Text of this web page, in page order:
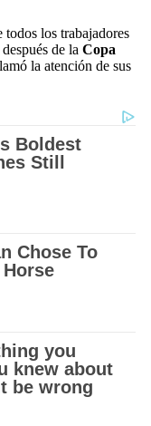
los trabajadores
de la Copa
la atención de sus